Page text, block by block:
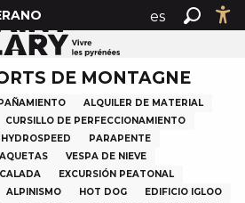
ACTUELLE ÉTÉ : PASSER EN MODE
D’ACCUEIL ACTUELLE ÉTÉ :
es
en
Buscar
DES SPORTS DE MONTAGNE
DE MONTAGNE
ALQUILER DE MATERIAL
CURSILLO DE PERFECCIONAMIENTO
HYDROSPEED
PARAPENTE
VESPA DE NIEVE
EXCURSIÓN PEATONAL
ALPINISMO HOT DOG
EDIFICIO IGLOO